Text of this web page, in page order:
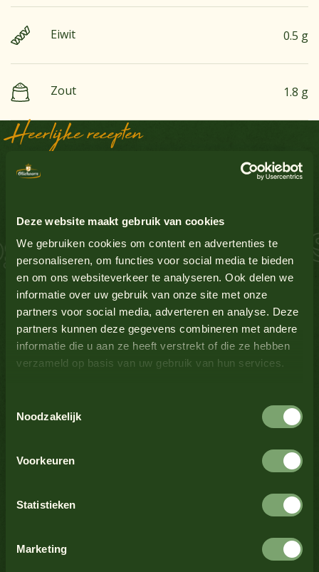
Deze website maakt gebruik van cookies
We gebruiken cookies om content en advertenties te
personaliseren, om functies voor social media te bieden
en om ons websiteverkeer te analyseren. Ook delen we
informatie over uw gebruik van onze site met onze
partners voor social media, adverteren en analyse. Deze
partners kunnen deze gegevens combineren met andere
informatie die u aan ze heeft verstrekt of die ze hebben
verzameld op basis van uw gebruik van hun services.
Noodzakelijk
Voorkeuren
Statistieken
Marketing
Eiwit 0.5 g
Zout 1.8 g
Heerlijke recepten
Sausinspiratie
Zalm Schnitzel
Aardnoten
Glutenbevattende granen
Lupine Nee
Melk Nee
Mosterd
Noten Nee
Schaaldieren Nee
Selderij Nee
Nee
Bekijk alle producten
Bekijk alle producten
Bekijk alle producten
Bekijk alle producten